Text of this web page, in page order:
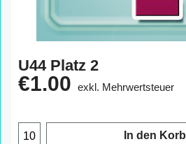
U44 Platz 2
€1.00 exkl. Mehrwertsteuer
In den Korb